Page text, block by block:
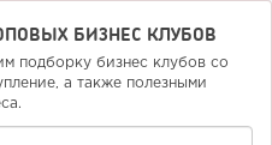
БИЗНЕС КЛУБОВ
подборку бизнес клубов со
а также полезными